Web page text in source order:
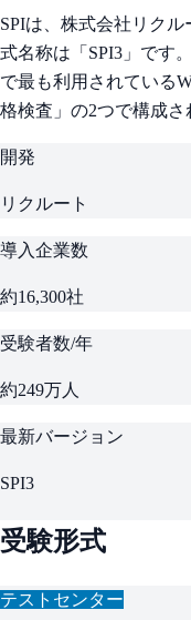
SPIは、株式会社リク
式名称は「SPI3」です
で最も利用されている
格検査」の2つで構成さ
開発
リクルート
導入企業数
約16,300社
受験者数/年
約249万人
最新バージョン
SPI3
受験形式
テストセンター